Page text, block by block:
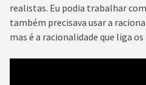
realistas. Eu podia trabalhar
também precisava usar a
mas é a racionalidade que liga